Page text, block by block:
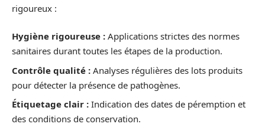
rigoureux :
Hygiène rigoureuse : Applications strictes des normes
sanitaires durant toutes les étapes de la production.
Contrôle qualité : Analyses régulières des lots produits
pour détecter la présence de pathogènes.
Étiquetage clair : Indication des dates de péremption et
des conditions de conservation.